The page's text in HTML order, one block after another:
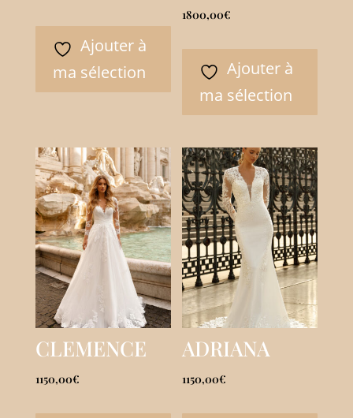
Ajouter à
ma sélection
1800,00€
Ajouter à
ma sélection
CLEMENCE
1150,00€
ADRIANA
1150,00€